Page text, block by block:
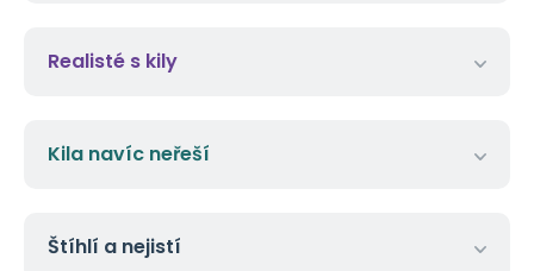
Realisté s kily
Kila navíc neřeší
Štíhlí a nejistí